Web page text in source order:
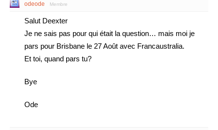
odeode Membre
Salut Deexter
Je ne sais pas pour qui était la question… mais moi je
pars pour Brisbane le 27 Août avec Francaustralia.
Et toi, quand pars tu?
Bye
Ode